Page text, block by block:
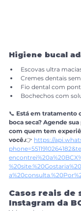
Higiene bucal
Escovas ultra
Cremes dentais
Fio dental com
Bochechos com
📞 Está em tratamento
boca seca? Agende
com quem tem
você.👉 https://
Casos reais de
Instagram da